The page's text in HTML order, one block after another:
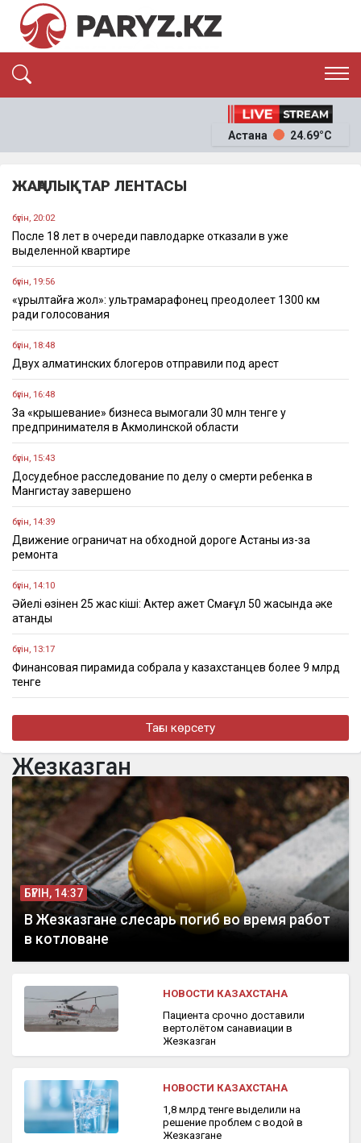
ЭКОНОМИКА
ОҚИҒА
Астана 24.69°C
ЖАҢАЛЫҚТАР ЛЕНТАСЫ
бүгін, 20:02
После 18 лет в очереди павлодарке отказали в уже
выделенной квартире
бүгін, 19:56
«Құрылтайға жол»: ультрамарафонец преодолеет 1300 км
ради голосования
бүгін, 18:48
Двух алматинских блогеров отправили под арест
бүгін, 16:48
За «крышевание» бизнеса вымогали 30 млн тенге у
предпринимателя в Акмолинской области
бүгін, 15:43
Досудебное расследование по делу о смерти ребенка в
Мангистау завершено
бүгін, 14:39
Движение ограничат на обходной дороге Астаны из-за
ремонта
бүгін, 14:10
Әйелі өзінен 25 жас кіші: Актер Қажет Смағұл 50 жасында әке
атанды
бүгін, 13:17
Финансовая пирамида собрала у казахстанцев более 9 млрд
тенге
бүгін, 11:17
Казахстанский теннисист стал победителем международного
бүгін, 10:28
Токаев направил поздравительную телеграмму Президенту
Сингапура
Тағы көрсету
Жезказган
БҮГІН, 14:37
В Жезказгане слесарь погиб во время работ
в котловане
НОВОСТИ КАЗАХСТАНА
Пациента срочно доставили
вертолётом санавиации в
Жезказган
НОВОСТИ КАЗАХСТАНА
1,8 млрд тенге выделили на
решение проблем с водой в
Жезказгане